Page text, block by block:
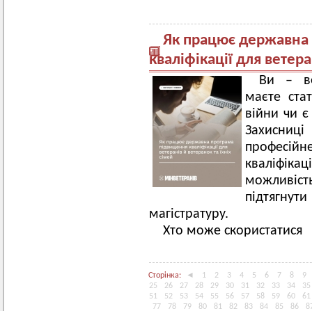
Як працює
кваліфікації для
Ви –
маєте
війни чи є
магістратуру.
Хто може скористатися
Сторінка: ◄ 1 2 3 4 5 6 7 8
9
25
26 27 28 29 30 31 32 33 34
35
51
52 53 54 55 56 57 58 59 60
61
77
78 79 80 81 82 83 84 85 86